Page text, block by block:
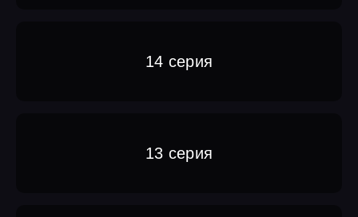
14 серия
13 серия